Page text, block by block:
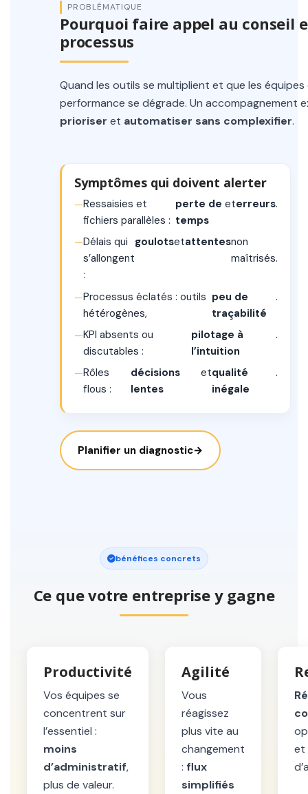
PROBLÉMATIQUE
Pourquoi faire appel au conseil
processus
Quand les outils se multiplient et que les
performance se dégrade. Un accompagnement
prioriser et automatiser sans complexifier.
Symptômes qui doivent alerter
Ressaisies et
fichiers parallèles :
perte de
temps
eterreurs.
Délais qui
s’allongent
:
goulotsetattentesnon
maîtrisés.
Processus éclatés : outils
hétérogènes,
peu de
traçabilité
.
KPI absents ou
discutables :
pilotage à
l’intuition
.
Rôles
flous :
décisions
lentes
etqualité
inégale
.
Planifier un diagnostic→
bénéfices concrets
Ce que votre entreprise y gagne
Productivité
Vos équipes se
concentrent sur
l’essentiel :
moins
d’administratif,
plus de valeur.
Agilité
Vous
réagissez
plus vite au
changement
: flux
simplifiés
et